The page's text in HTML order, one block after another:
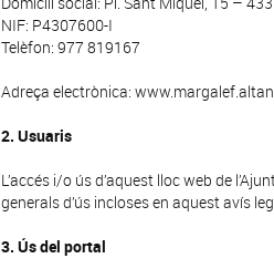
NIF: P4307600-I
Telèfon: 977 819167
Adreça electrònica:
2. Usuaris
L’accés i/o ús d’aquest lloc web de
generals d’ús incloses en aquest avís
3. Ús del portal